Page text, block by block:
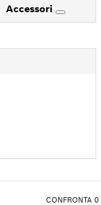
CONFRONTA 0
Accessori